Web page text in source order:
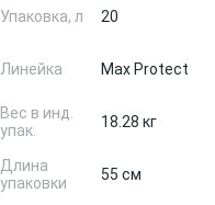
Упаковка, л
20
Линейка Max Protect
Вес в инд.
упак.
18.28 кг
Длина
упаковки
55 см